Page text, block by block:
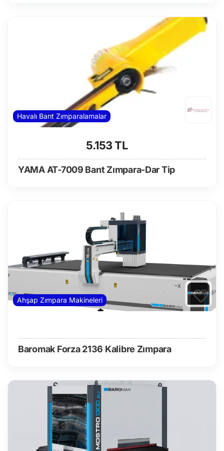
Havalı Bant Zımparalamalar
5.153 TL
YAMA AT-7009 Bant Zımpara-Dar Tip
Ahşap Zımpara Makineleri
Baromak Forza 2136 Kalibre Zımpara